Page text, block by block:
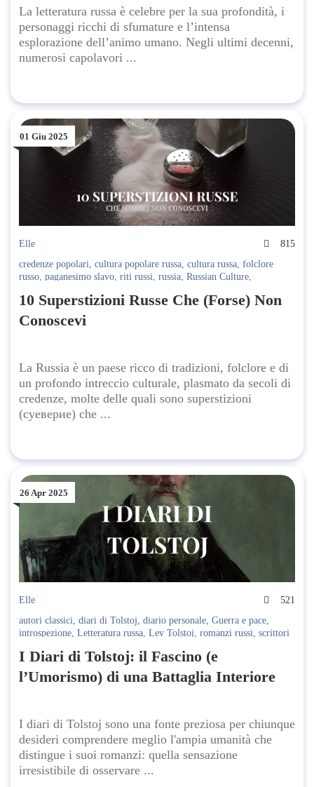
La letteratura russa è celebre per la sua profondità, i
personaggi ricchi di sfumature e l’intensa
esplorazione dell’animo umano. Negli ultimi decenni,
numerosi capolavori ...
01 Giu 2025
Elle
815
credenze popolari, cultura popolare russa, cultura russa, folclore
russo, paganesimo slavo, riti russi, russia, Russian Culture,
legno,tradizioni russe,usanze quotidiane,usanze russe,vita
contadina
10 Superstizioni Russe Che (Forse) Non
Conoscevi
La Russia è un paese ricco di tradizioni, folclore e di
un profondo intreccio culturale, plasmato da secoli di
credenze, molte delle quali sono superstizioni
(суеверие) che ...
26 Apr 2025
Elle
521
autori classici, diari di Tolstoj, diario personale, Guerra e pace,
introspezione, Letteratura russa, Lev Tolstoj, romanzi russi, scrittori
secolo
I Diari di Tolstoj: il Fascino (e
l’Umorismo) di una Battaglia Interiore
I diari di Tolstoj sono una fonte preziosa per chiunque
desideri comprendere meglio l'ampia umanità che
distingue i suoi romanzi: quella sensazione
irresistibile di osservare ...